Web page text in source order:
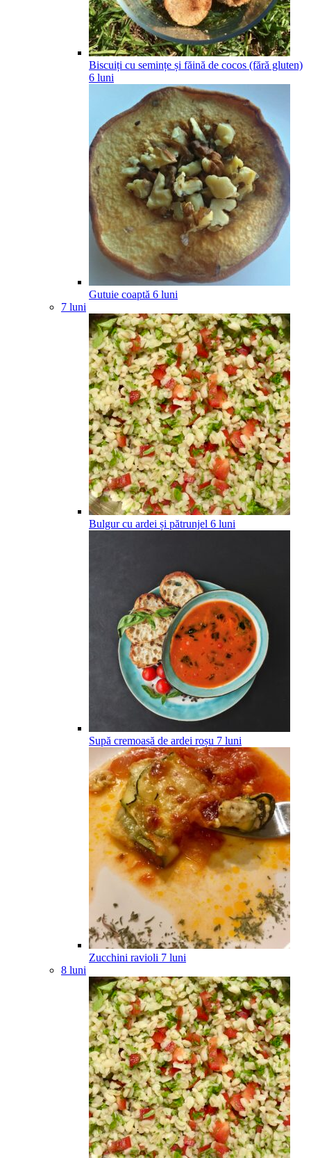
Biscuiți cu semințe și făină de cocos (fără gluten)
6 luni
Gutuie coaptă 6 luni
7 luni
Bulgur cu ardei și pătrunjel 6 luni
Supă cremoasă de ardei roșu 7 luni
Zucchini ravioli 7 luni
8 luni